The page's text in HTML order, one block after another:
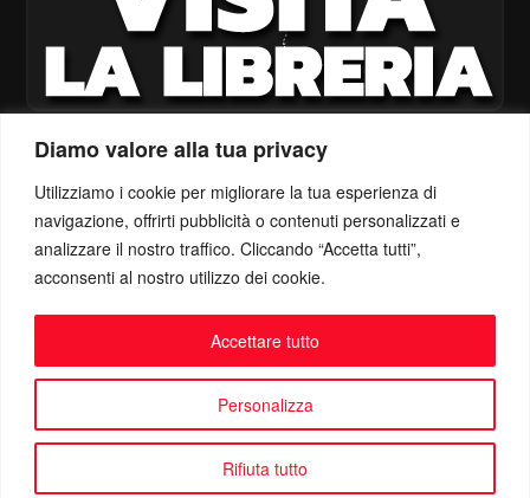
Diamo valore alla tua privacy
Utilizziamo i cookie per migliorare la tua esperienza di
navigazione, offrirti pubblicità o contenuti personalizzati e
analizzare il nostro traffico. Cliccando “Accetta tutti”,
acconsenti al nostro utilizzo dei cookie.
Personalizza
Rifiuta tutto
Accettare tutto